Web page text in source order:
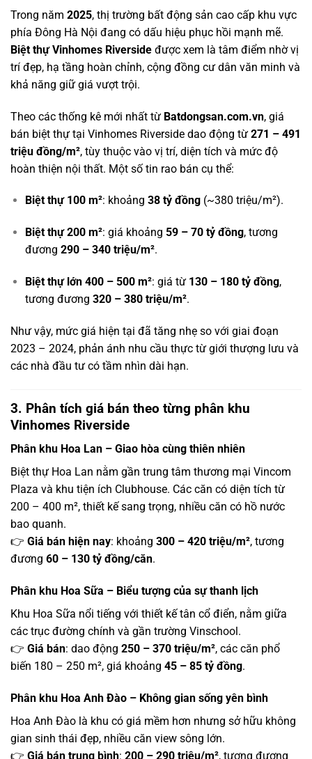
Trong năm 2025, thị trường bất động sản cao cấp khu vực
phía Đông Hà Nội đang có dấu hiệu phục hồi mạnh mẽ.
Biệt thự Vinhomes Riverside được xem là tâm điểm nhờ vị
trí đẹp, hạ tầng hoàn chỉnh, cộng đồng cư dân văn minh và
khả năng giữ giá vượt trội.
Theo các thống kê mới nhất từ Batdongsan.com.vn, giá
bán biệt thự tại Vinhomes Riverside dao động từ 271 – 491
triệu đồng/m², tùy thuộc vào vị trí, diện tích và mức độ
hoàn thiện nội thất. Một số tin rao bán cụ thể:
Biệt thự 100 m²: khoảng 38 tỷ đồng(~380 triệu/m²).
Biệt thự 200 m²: giá khoảng 59 – 70 tỷ đồng, tương
đương 290 – 340 triệu/m².
Biệt thự lớn 400 – 500 m²: giá từ 130 – 180 tỷ đồng,
tương đương 320 – 380 triệu/m².
Như vậy, mức giá hiện tại đã tăng nhẹ so với giai đoạn
2023 – 2024, phản ánh nhu cầu thực từ giới thượng lưu và
các nhà đầu tư có tầm nhìn dài hạn.
3. Phân tích giá bán theo từng phân khu
Vinhomes Riverside
Phân khu Hoa Lan – Giao hòa cùng thiên nhiên
Biệt thự Hoa Lan nằm gần trung tâm thương mại Vincom
Plaza và khu tiện ích Clubhouse. Các căn có diện tích từ
200 – 400 m², thiết kế sang trọng, nhiều căn có hồ nước
bao quanh.
👉 Giá bán hiện nay: khoảng 300 – 420 triệu/m², tương
đương 60 – 130 tỷ đồng/căn.
Phân khu Hoa Sữa – Biểu tượng của sự thanh lịch
Khu Hoa Sữa nổi tiếng với thiết kế tân cổ điển, nằm giữa
các trục đường chính và gần trường Vinschool.
👉 Giá bán: dao động 250 – 370 triệu/m², các căn phổ
biến 180 – 250 m², giá khoảng 45 – 85 tỷ đồng.
Phân khu Hoa Anh Đào – Không gian sống yên bình
Hoa Anh Đào là khu có giá mềm hơn nhưng sở hữu không
gian sinh thái đẹp, nhiều căn view sông lớn.
👉 Giá bán trung bình: 200 – 290 triệu/m², tương đương